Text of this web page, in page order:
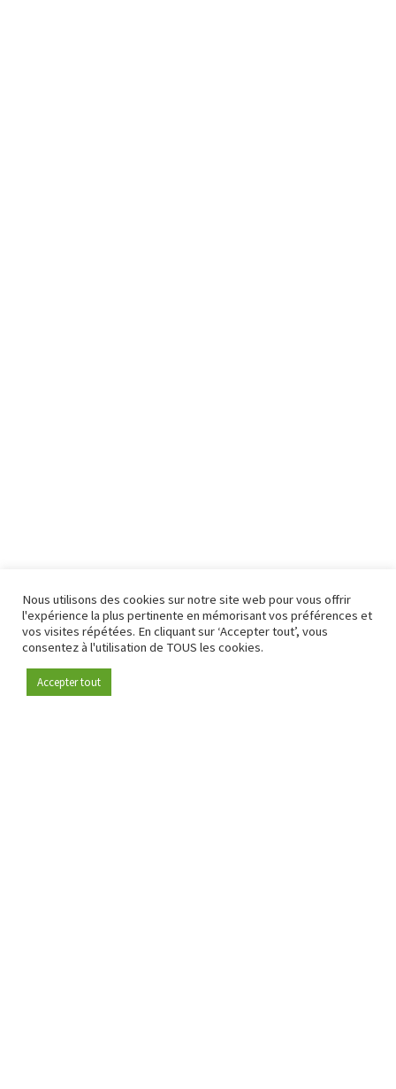
Devenez membre
Nous utilisons des cookies sur notre site web pour vous offrir
l'expérience la plus pertinente en mémorisant vos préférences et
vos visites répétées. En cliquant sur ‘Accepter tout’, vous
consentez à l'utilisation de TOUS les cookies.
Accepter tout